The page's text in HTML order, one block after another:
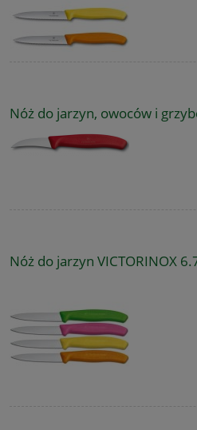
Nóż do jarzyn, owoców i
Nóż do jarzyn VICTORINOX